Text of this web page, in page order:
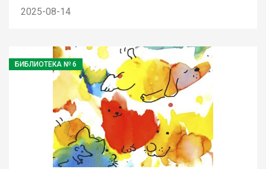
2025-08-14
БИБЛИОТЕКА № 6